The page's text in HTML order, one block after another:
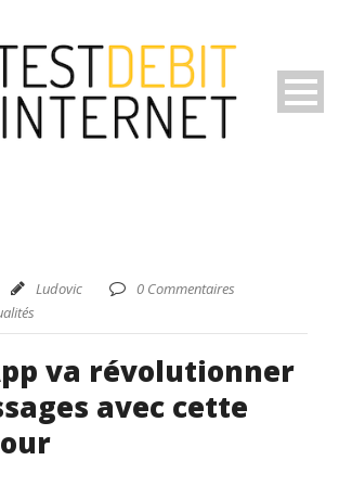
Ludovic
0 Commentaires
va révolutionner
avec cette